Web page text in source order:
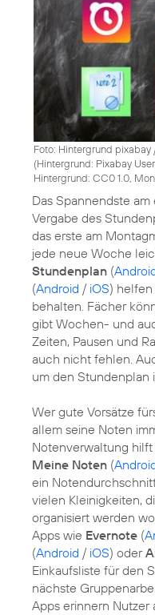
Foto: Hintergrund pixabay
(Hintergrund: Pixabay
Hintergrund: CC0 1.0,
Das Spannendste
Vergabe des
das erste am
jede neue Woche
Stundenplan (
(Android / iOS) helfen
behalten. Fächer
gibt Wochen- und
Zeiten, Pausen und
auch nicht fehlen.
um den Stundenplan
Wer gute Vorsätze
allem seine Noten
Notenverwaltung
Meine Noten (
ein
vielen Kleinigkeiten,
organisiert werden
Apps wie Evernote (
(Android / iOS) oder
Einkaufsliste für den
nächste
Apps erinnern